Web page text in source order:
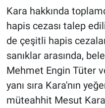
Kara hakkında
hapis cezası talep
de çeşitli hapis
sanıklar arasında,
Mehmet Engin Tüter
yanı sıra Kara'nın
müteahhit Mesut